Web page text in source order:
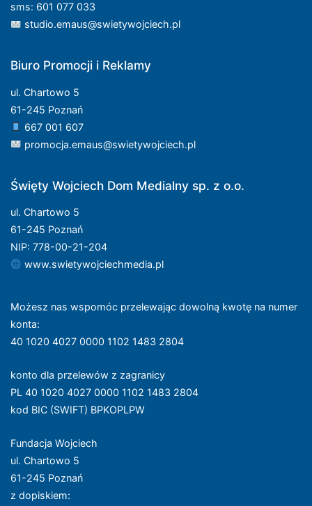
sms: 601 077 033
studio.emaus@swietywojciech.pl
Biuro Promocji i Reklamy
ul. Chartowo 5
61-245 Poznań
667 001 607
promocja.emaus@swietywojciech.pl
Święty Wojciech Dom Medialny sp. z o.o.
ul. Chartowo 5
61-245 Poznań
NIP: 778-00-21-204
www.swietywojciechmedia.pl
Możesz nas wspomóc przelewając dowolną kwotę na numer
konta:
40 1020 4027 0000 1102 1483 2804
konto dla przelewów z zagranicy
PL 40 1020 4027 0000 1102 1483 2804
kod BIC (SWIFT) BPKOPLPW
Fundacja Wojciech
ul. Chartowo 5
61-245 Poznań
z dopiskiem: